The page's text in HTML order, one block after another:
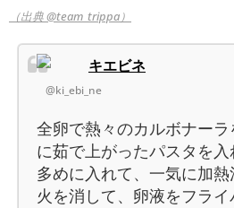
（出典 @team_trippa）
キエビネ
@ki_ebi_ne
全卵で熱々のカルボナー
に茹で上がったパスタを
多めに入れて、一気に加熱
火を消して、卵液をフラ